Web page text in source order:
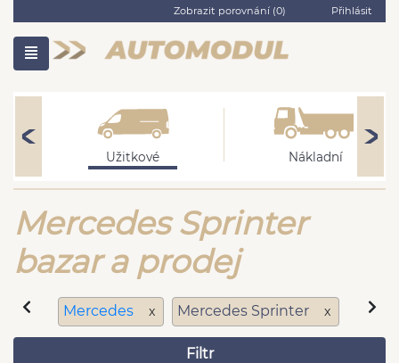
Zobrazit porovnání (0) Přihlásit
Užitkové Nákladní
Mercedes Sprinter
bazar a prodej
Mercedes x Mercedes Sprinter x
Filtr